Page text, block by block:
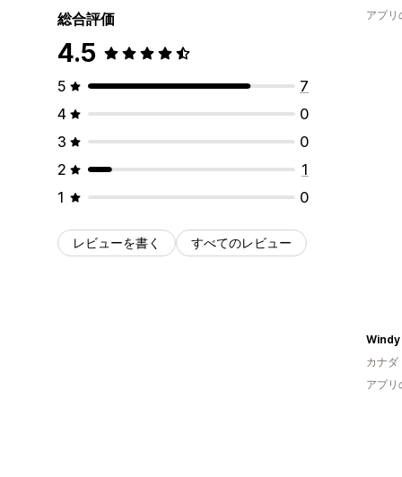
総合評価
4.5
5
7
4
0
3
0
2
1
1
0
レビューを書く すべてのレビュー
アプリ
カナダ
アプリ